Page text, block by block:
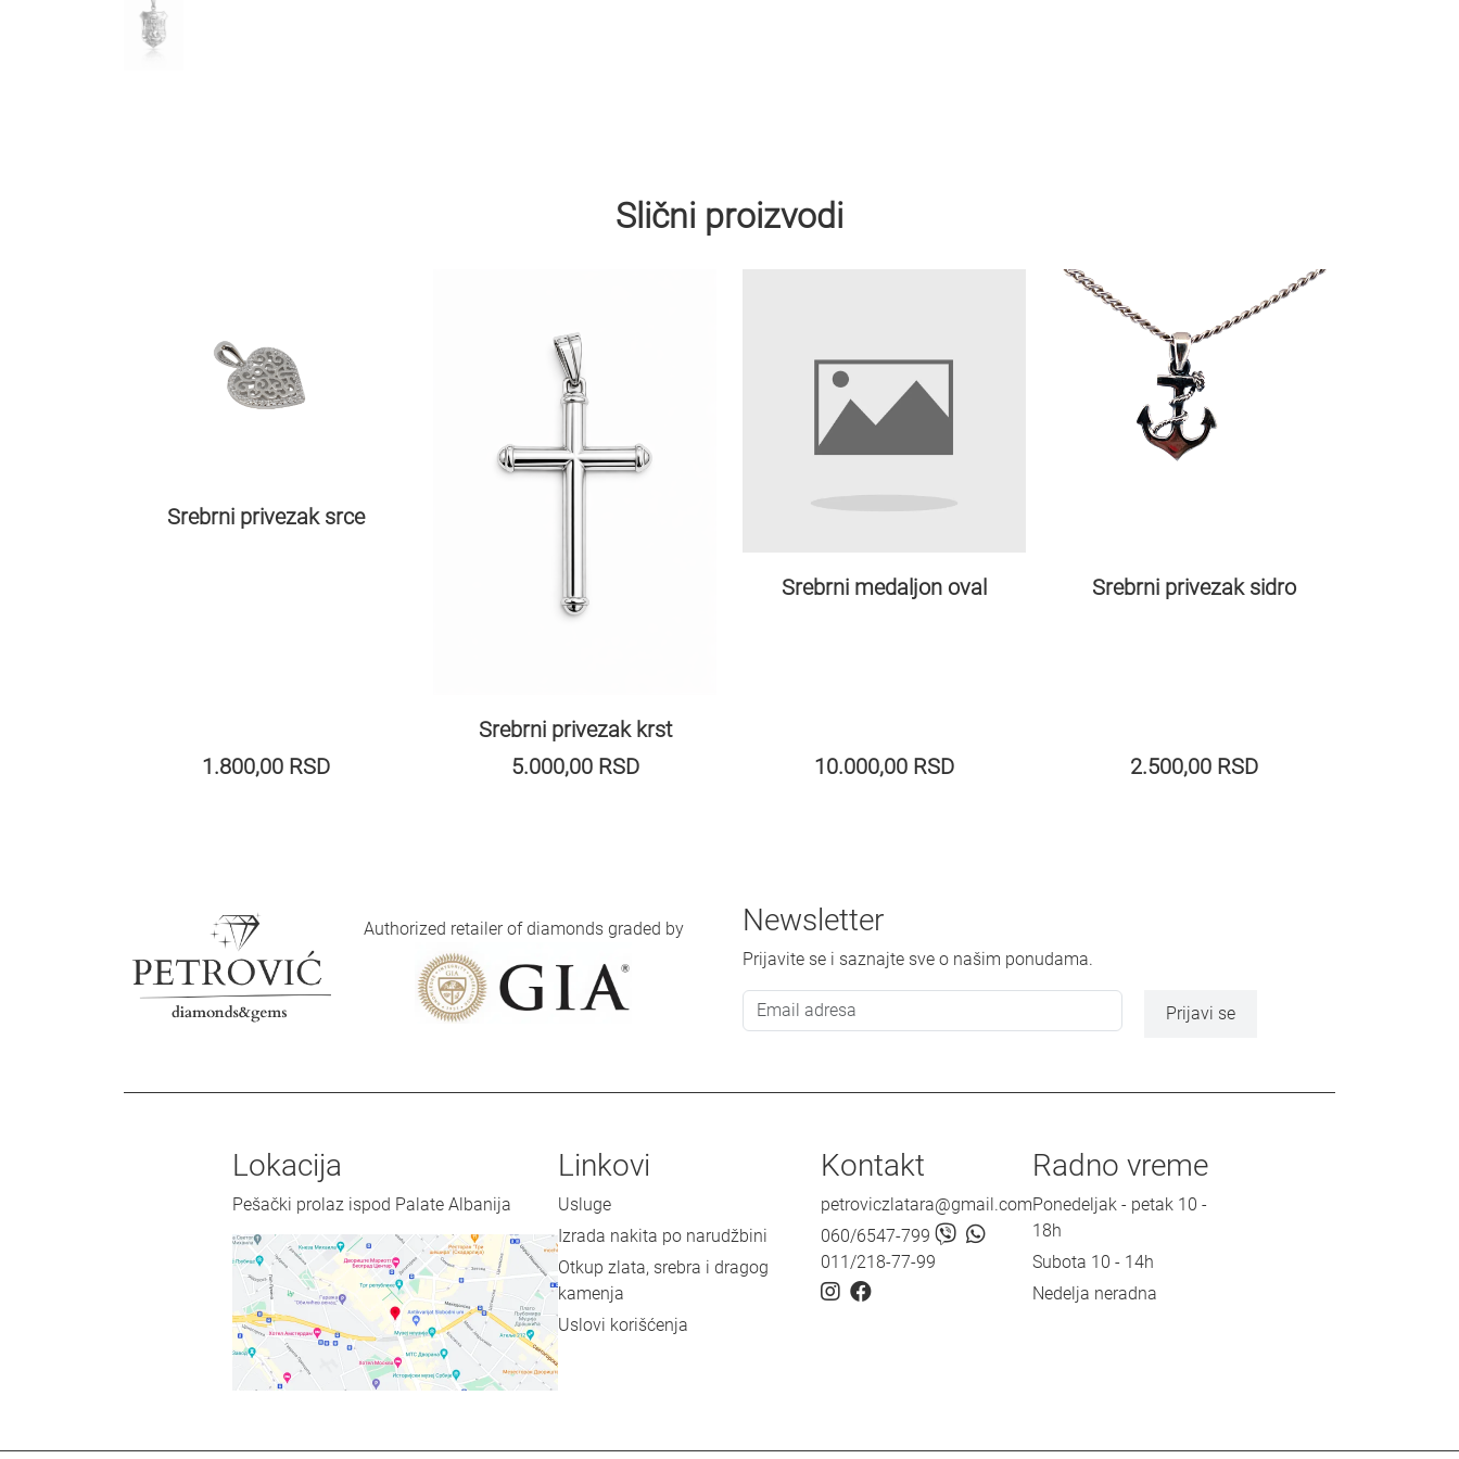
Slični proizvodi
Srebrni privezak srce
1.800,00 RSD
Srebrni privezak krst
5.000,00 RSD
Srebrni medaljon oval
10.000,00 RSD
Srebrni privezak sidro
2.500,00 RSD
Authorized retailer of diamonds graded by Newsletter
Prijavite se i saznajte sve o našim ponudama.
Prijavi se
Lokacija
Pešački prolaz ispod Palate Albanija
Linkovi
Usluge
Izrada nakita po narudžbini
Otkup zlata, srebra i dragog
kamenja
Uslovi korišćenja
Kontakt
petroviczlatara@gmail.com
060/6547-799
011/218-77-99
Radno vreme
Ponedeljak - petak 10 -
18h
Subota 10 - 14h
Nedelja neradna